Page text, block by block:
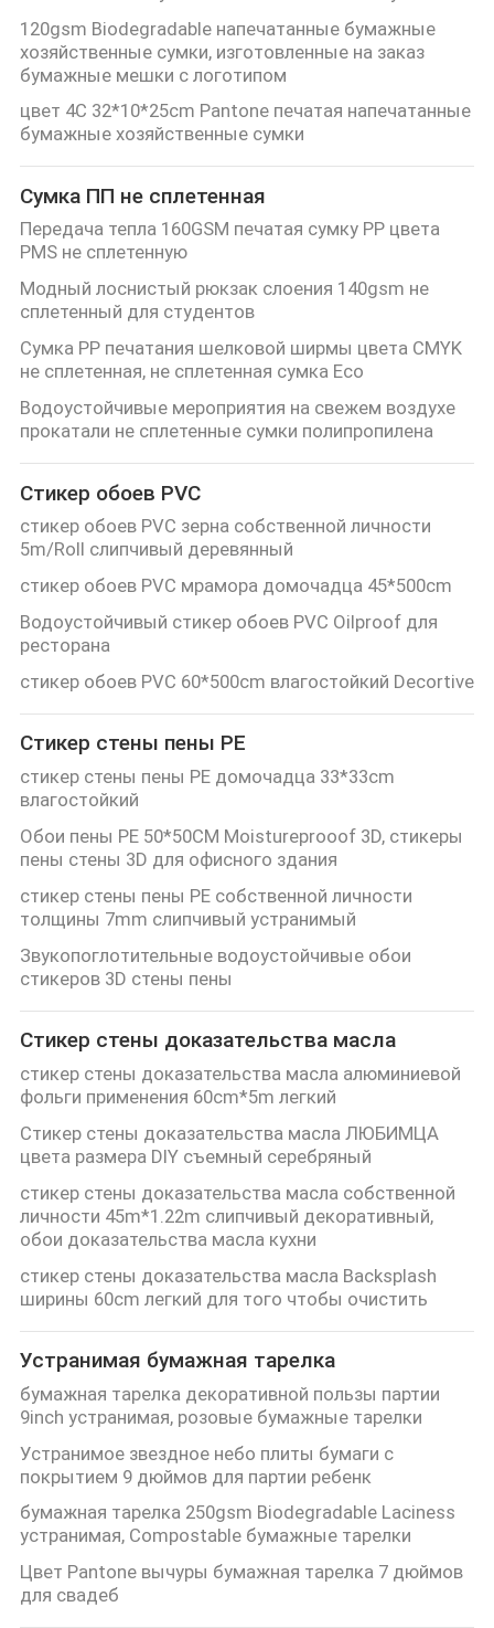
120gsm Biodegradable напечатанные бумажные
хозяйственные сумки, изготовленные на заказ
бумажные мешки с логотипом
цвет 4C 32*10*25cm Pantone печатая напечатанные
бумажные хозяйственные сумки
Сумка ПП не сплетенная
Передача тепла 160GSM печатая сумку PP цвета
PMS не сплетенную
Модный лоснистый рюкзак слоения 140gsm не
сплетенный для студентов
Сумка PP печатания шелковой ширмы цвета CMYK
не сплетенная, не сплетенная сумка Eco
Водоустойчивые мероприятия на свежем воздухе
прокатали не сплетенные сумки полипропилена
Стикер обоев PVC
стикер обоев PVC зерна собственной личности
5m/Roll слипчивый деревянный
стикер обоев PVC мрамора домочадца 45*500cm
Водоустойчивый стикер обоев PVC Oilproof для
ресторана
стикер обоев PVC 60*500cm влагостойкий Decortive
Стикер стены пены PE
стикер стены пены PE домочадца 33*33cm
влагостойкий
Обои пены PE 50*50CM Moistureprooof 3D, стикеры
пены стены 3D для офисного здания
стикер стены пены PE собственной личности
толщины 7mm слипчивый устранимый
Звукопоглотительные водоустойчивые обои
стикеров 3D стены пены
Стикер стены доказательства масла
стикер стены доказательства масла алюминиевой
фольги применения 60cm*5m легкий
Стикер стены доказательства масла ЛЮБИМЦА
цвета размера DIY съемный серебряный
стикер стены доказательства масла собственной
личности 45m*1.22m слипчивый декоративный,
обои доказательства масла кухни
стикер стены доказательства масла Backsplash
ширины 60cm легкий для того чтобы очистить
Устранимая бумажная тарелка
бумажная тарелка декоративной пользы партии
9inch устранимая, розовые бумажные тарелки
Устранимое звездное небо плиты бумаги с
покрытием 9 дюймов для партии ребенк
бумажная тарелка 250gsm Biodegradable Laciness
устранимая, Compostable бумажные тарелки
Цвет Pantone вычуры бумажная тарелка 7 дюймов
для свадеб